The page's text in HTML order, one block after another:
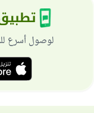
لوصول أسرع